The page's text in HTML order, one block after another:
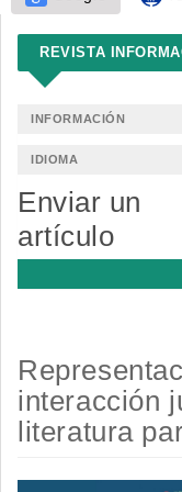
REVISTA
INFORMACIÓN
IDIOMA
Enviar un
artículo
interacción
literatura